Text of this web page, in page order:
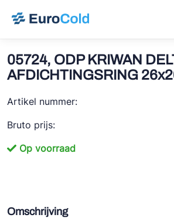
info@eurocold.nl
Merken
BOCK
REFFLEX®
Koudemiddelen
Diensten
Nieuws
Over ons
05724, ODP KRIWAN
AFDICHTINGSRING
Artikel nummer:
Bruto prijs:
Op voorraad
Omschrijving